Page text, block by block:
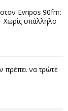
Evripos 90fm:
Χωρίς υπάλληλο
πρέπει να τρώτε